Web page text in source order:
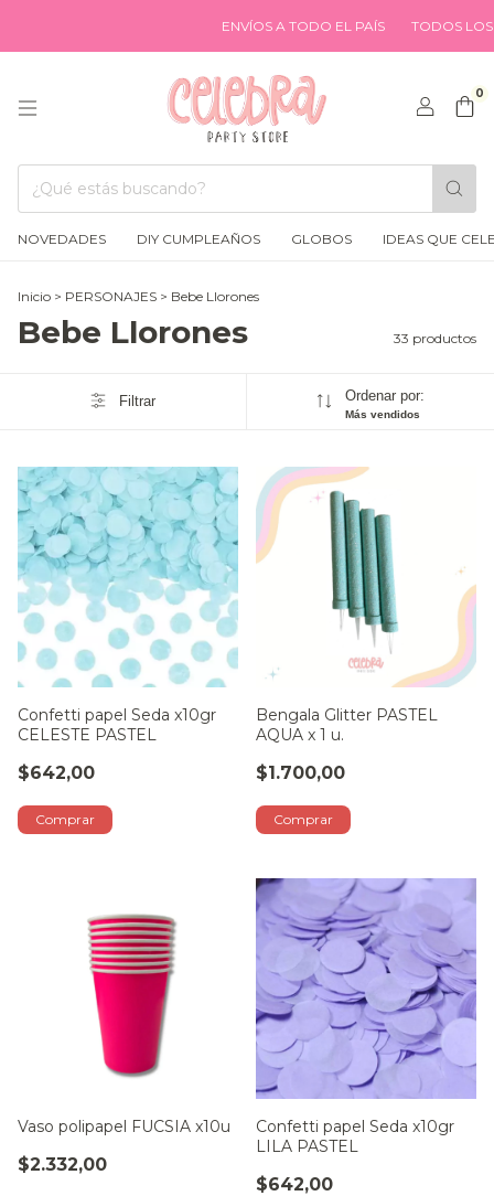
ENVÍOS A TODO EL PAÍS TODOS LOS MEDIOS
0
NOVEDADES DIY CUMPLEAÑOS GLOBOS IDEAS QUE
Inicio > PERSONAJES > Bebe Llorones
Bebe Llorones 33 productos
Filtrar Ordenar por:
Más vendidos
Confetti papel Seda x10gr
CELESTE PASTEL
$642,00
Bengala Glitter PASTEL
AQUA x 1 u.
$1.700,00
Vaso polipapel FUCSIA x10u
$2.332,00
Confetti papel Seda x10gr
LILA PASTEL
$642,00